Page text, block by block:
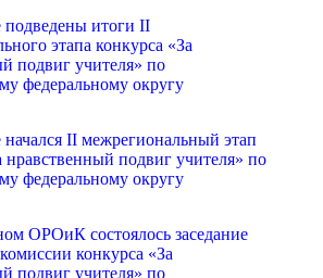
итоги II
этапа конкурса «За
подвиг учителя» по
федеральному округу
II межрегиональный этап
нравственный подвиг учителя» по
федеральному округу
ОРОиК состоялось заседание
конкурса «За
подвиг учителя» по